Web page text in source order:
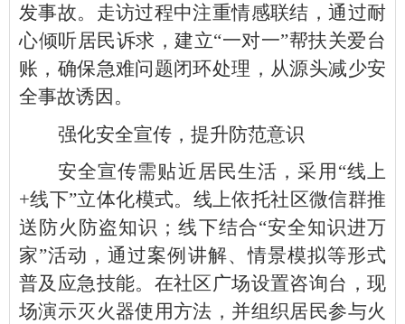
发事故。走访过程中注重情感联结，通过耐
心倾听居民诉求，建立“一对一”帮扶关爱台
账，确保急难问题闭环处理，从源头减少安
全事故诱因。
强化安全宣传，提升防范意识
安全宣传需贴近居民生活，采用“线上
+线下”立体化模式。线上依托社区微信群推
送防火防盗知识；线下结合“安全知识进万
家”活动，通过案例讲解、情景模拟等形式
普及应急技能。在社区广场设置咨询台，现
场演示灭火器使用方法，并组织居民参与火